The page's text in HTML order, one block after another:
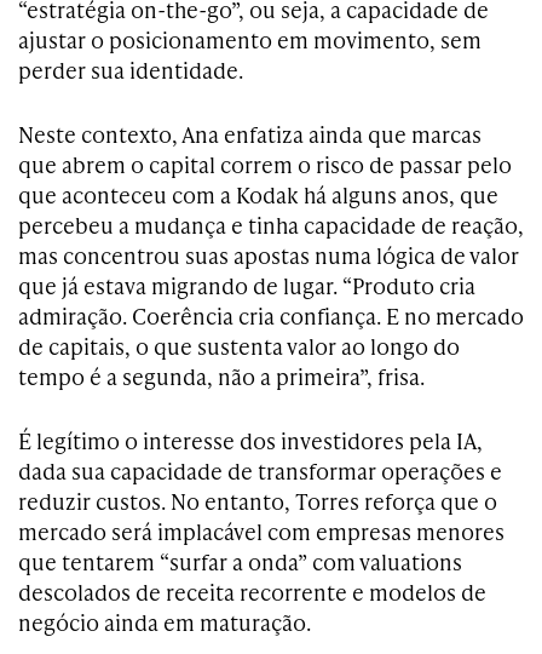
“estratégia on-the-go”, ou seja, a capacidade de
ajustar o posicionamento em movimento, sem
perder sua identidade.
Neste contexto, Ana enfatiza ainda que marcas
que abrem o capital correm o risco de passar pelo
que aconteceu com a Kodak há alguns anos, que
percebeu a mudança e tinha capacidade de reação,
mas concentrou suas apostas numa lógica de valor
que já estava migrando de lugar. “Produto cria
admiração. Coerência cria confiança. E no mercado
de capitais, o que sustenta valor ao longo do
tempo é a segunda, não a primeira”, frisa.
É legítimo o interesse dos investidores pela IA,
dada sua capacidade de transformar operações e
reduzir custos. No entanto, Torres reforça que o
mercado será implacável com empresas menores
que tentarem “surfar a onda” com valuations
descolados de receita recorrente e modelos de
negócio ainda em maturação.